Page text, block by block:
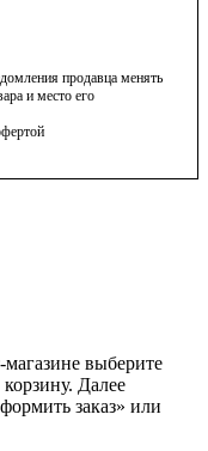
продавца менять
и место его
выберите
Далее
заказ» или